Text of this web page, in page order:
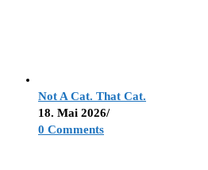
Not A Cat. That Cat.
18. Mai 2026/
0 Comments